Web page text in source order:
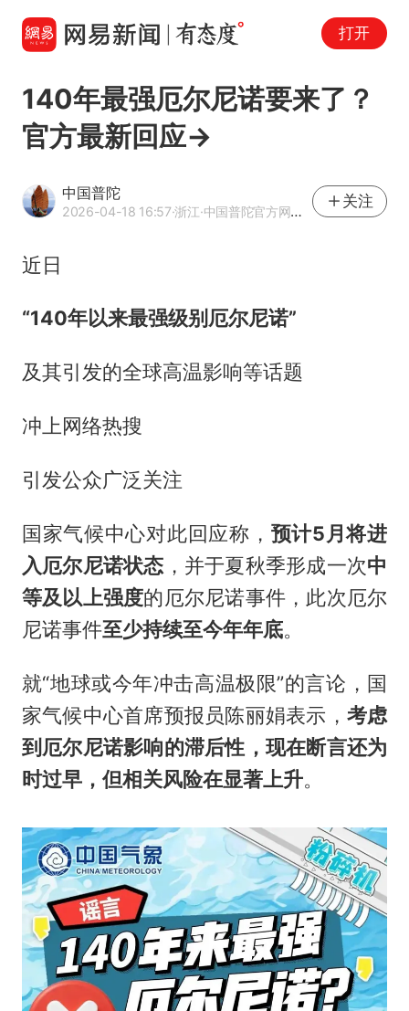
打开
140年最强厄尔尼诺要来了？
官方最新回应→
中国普陀
2026-04-18 16:57·浙江·中国普陀官方网易号
关注
近日
“140年以来最强级别厄尔尼诺”
及其引发的全球高温影响等话题
冲上网络热搜
引发公众广泛关注
国家气候中心对此回应称， 预计5月将进
入厄尔尼诺状态 ，并于夏秋季形成一次中
等及以上强度的厄尔尼诺事件，此次厄尔
尼诺事件至少持续至今年年底。
就“地球或今年冲击高温极限”的言论，国
家气候中心首席预报员陈丽娟表示， 考虑
到厄尔尼诺影响的滞后性，现在断言还为
时过早，但相关风险在显著上升。